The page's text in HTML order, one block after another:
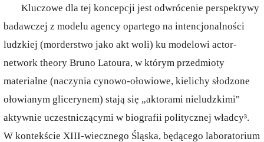
Kluczowe dla tej koncepcji jest odwrócenie perspektywy
badawczej z modelu agency opartego na intencjonalności
ludzkiej (morderstwo jako akt woli) ku modelowi actor-
network theory Bruno Latoura, w którym przedmioty
materialne (naczynia cynowo-ołowiowe, kielichy słodzone
ołowianym glicerynem) stają się „aktorami nieludzkimi"
aktywnie uczestniczącymi w biografii politycznej władcy³.
W kontekście XIII-wiecznego Śląska, będącego laboratorium